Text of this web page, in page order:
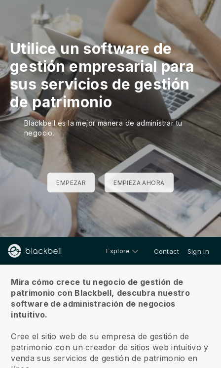
Utilice un software de
gestión empresarial para
sus servicios de gestión
de patrimonio
Blackbell es la mejor manera de administrar tu
negocio.
EMPEZAR EMPIEZA AHORA
Explore Contact Sign in
Mira cómo crece tu negocio de gestión de
patrimonio con Blackbell, descubra nuestro
software de administración de negocios
intuitivo.
Cree el sitio web de su empresa de gestión de
patrimonio con un creador de sitios web intuitivo y
venda sus servicios de gestión de patrimonio en